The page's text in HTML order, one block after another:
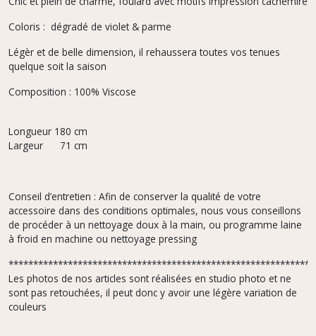
Coloris : dégradé de violet & parme
Légèr et de belle dimension, il rehaussera toutes vos tenues
quelque soit la saison
Composition : 100% Viscose
Longueur 180 cm
Largeur 71 cm
Conseil d’entretien : Afin de conserver la qualité de votre
accessoire dans des conditions optimales, nous vous conseillons
de procéder à un nettoyage doux à la main, ou programme laine
à froid en machine ou nettoyage pressing
Les photos de nos articles sont réalisées en studio photo et ne
sont pas retouchées, il peut donc y avoir une légère variation de
couleurs